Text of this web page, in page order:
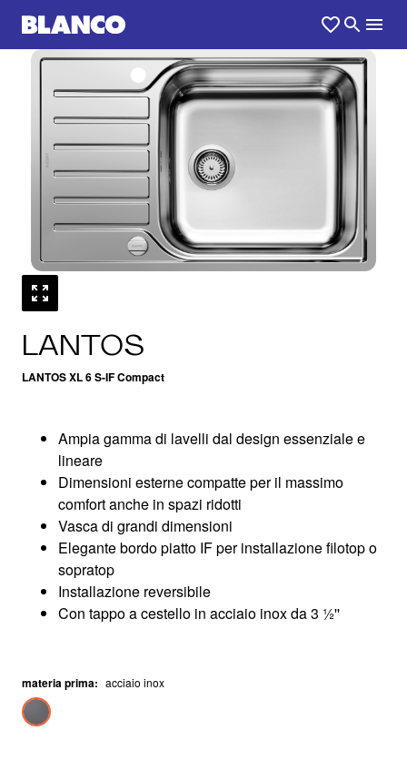
LANTOS
LANTOS XL 6 S-IF Compact
/0
Ampia gamma di lavelli dal design essenziale e
lineare
Dimensioni esterne compatte per il massimo
comfort anche in spazi ridotti
Vasca di grandi dimensioni
Elegante bordo piatto IF per installazione filotop o
sopratop
Installazione reversibile
Con tappo a cestello in acciaio inox da 3 ½''
materia prima: acciaio inox